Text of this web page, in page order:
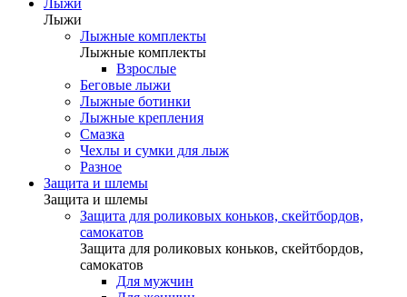
Лыжи
Лыжи
Лыжные комплекты
Лыжные комплекты
Взрослые
Беговые лыжи
Лыжные ботинки
Лыжные крепления
Смазка
Чехлы и сумки для лыж
Разное
Защита и шлемы
Защита и шлемы
Защита для роликовых коньков, скейтбордов,
самокатов
Защита для роликовых коньков, скейтбордов,
самокатов
Для мужчин